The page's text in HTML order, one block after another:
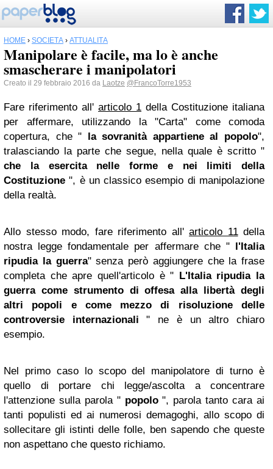
HOME › SOCIETÀ › ATTUALITÀ
Manipolare è facile, ma lo è anche
smascherare i manipolatori
Creato il 29 febbraio 2016 da Laotze @FrancoTorre1953
Fare riferimento all' articolo 1 della Costituzione italiana
per affermare, utilizzando la "Carta" come comoda
copertura, che " la sovranità appartiene al popolo",
tralasciando la parte che segue, nella quale è scritto "
che la esercita nelle forme e nei limiti della
Costituzione ", è un classico esempio di manipolazione
della realtà.
Allo stesso modo, fare riferimento all' articolo 11della
nostra legge fondamentale per affermare che " l'Italia
ripudia la guerra" senza però aggiungere che la frase
completa che apre quell'articolo è " L'Italia ripudia la
guerra come strumento di offesa alla libertà degli
altri popoli e come mezzo di risoluzione delle
controversie internazionali " ne è un altro chiaro
esempio.
Nel primo caso lo scopo del manipolatore di turno è
quello di portare chi legge/ascolta a concentrare
l'attenzione sulla parola " popolo", parola tanto cara ai
tanti populisti ed ai numerosi demagoghi, allo scopo di
sollecitare gli istinti delle folle, ben sapendo che queste
non aspettano che questo richiamo.